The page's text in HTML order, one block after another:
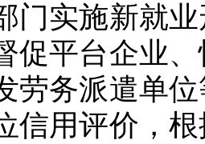
门实施新就
促平台企业
劳务派遣单
信用评价，